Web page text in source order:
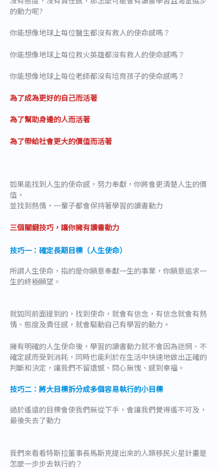
的動力呢?
你能想像地球上每位醫生都沒有救人的使命感嗎？
你能想像地球上每位救火英雄都沒有救人的使命感嗎？
你能想像地球上每位老師都沒有培育孩子的使命感嗎？
為了成為更好的自己而活著
為了幫助身邊的人而活著
為了帶給社會更大的價值而活著
如果能找到人生的使命感，努力奉獻，你將會更清楚人生的價
值，
並找到熱情，一輩子都會保持著學習的讀書動力
三個關鍵技巧，讓你擁有讀書動力
技巧一：確定長期目標（人生使命）
所謂人生使命，指的是你願意奉獻一生的事業，你願意追求一
生的終極願望。
就如同前面提到的，找到使命，就會有信念，有信念就會有熱
情、態度及責任感，就會驅動自己有學習的動力。
擁有明確的人生使命後，學習的讀書動力就不會因為迷惘、不
確定感而受到消耗，同時也能利於在生活中快速地做出正確的
判斷和決定，讓我們不留遺憾、問心無愧、感到幸福。
技巧二：將大目標拆分成多個容易執行的小目標
過於遙遠的目標會使我們無從下手，會讓我們覺得遙不可及，
最後失去了動力
我們來看看特斯拉董事長馬斯克提出來的人類移民火星計畫是
怎麼一步步去執行的？